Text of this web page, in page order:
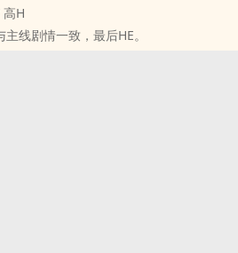
‌‌H‍‎
线剧情一致，最后HE。